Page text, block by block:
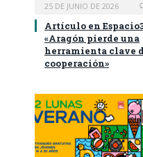
25 DE JUNIO DE 2026
Artículo en
«Aragón pierde una
herramienta clave
cooperación»